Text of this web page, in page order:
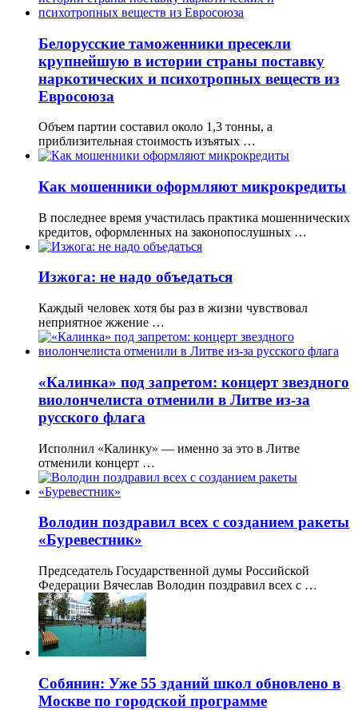
Белорусские таможенники пресекли
крупнейшую в истории страны поставку
наркотических и психотропных веществ из
Евросоюза
Объем партии составил около 1,3 тонны, а
приблизительная стоимость изъятых …
Как мошенники оформляют микрокредиты
В последнее время участилась практика мошеннических
кредитов, оформленных на законопослушных …
Изжога: не надо объедаться
Каждый человек хотя бы раз в жизни чувствовал
неприятное жжение …
«Калинка» под запретом: концерт звездного
виолончелиста отменили в Литве из-за
русского флага
Исполнил «Калинку» — именно за это в Литве
отменили концерт …
Володин поздравил всех с созданием ракеты
«Буревестник»
Председатель Государственной думы Российской
Федерации Вячеслав Володин поздравил всех с …
Собянин: Уже 55 зданий школ обновлено в
Москве по городской программе